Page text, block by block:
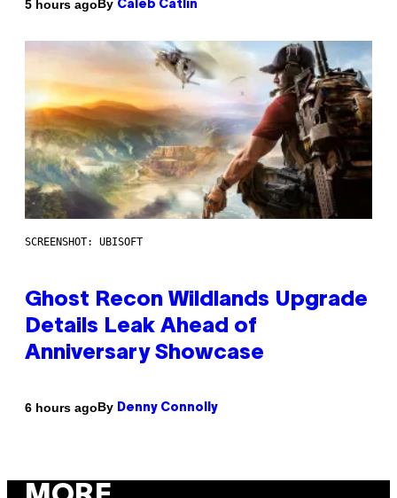
5 hours agoBy Caleb Catlin
SCREENSHOT: UBISOFT
Ghost Recon Wildlands Upgrade
Details Leak Ahead of
Anniversary Showcase
6 hours agoBy Denny Connolly